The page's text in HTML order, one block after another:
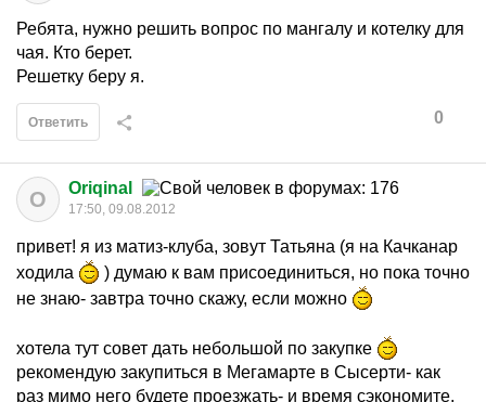
Ребята, нужно решить вопрос по мангалу и котелку для
чая. Кто берет.
Решетку беру я.
0
Ответить
O Oriqinal
17:50, 09.08.2012
привет! я из матиз-клуба, зовут Татьяна (я на Качканар
ходила
) думаю к вам присоединиться, но пока точно
не знаю- завтра точно скажу, если можно
хотела тут совет дать небольшой по закупке
рекомендую закупиться в Мегамарте в Сысерти- как
раз мимо него будете проезжать- и время сэкономите,